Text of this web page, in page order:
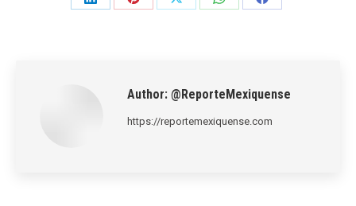
Share
Share
Share
Share
Share
Author: @ReporteMexiquense
https://reportemexiquense.com